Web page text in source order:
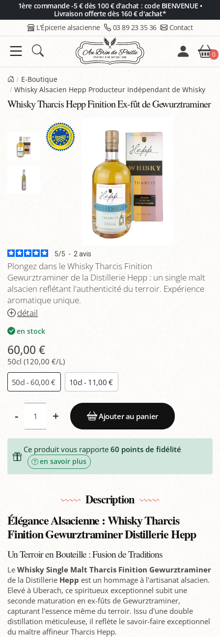
1ère commande -5 € dès 100 € d'achat : code BIENVENUE •
Livraison offerte dès 160 € d'achat*
L'Épicerie alsacienne 03 89 23 35 36 Contact
0
E-Boutique
Whisky Alsacien Hepp Producteur Indépendant de Whisky
Whisky Tharcis Hepp Finition Ex-fût de Gewurztraminer
5/5 - 2 avis
Plongez dans le Whisky Tharcis Finition
Gewurztraminer de la Distillerie Hepp : un single malt
alsacien reflétant l'authenticité du terroir. Expérience
aromatique unique.
détail
en stock
60,00 €
50cl (120,00 €/L)
50cl - 60,00 € 10cl - 11,00 €
- + Ajouter au panier
Ce produit vous rapporte60 points de fidélité
en savoir plus
Description
Élégance Alsacienne : Whisky Tharcis
Finition Gewurztraminer Distillerie Hepp
Un Terroir en Bouteille : Fusion de Traditions
Le Whisky Single Malt Tharcis Finition Gewurztraminer
de la Distillerie Hepp est un hommage à l'artisanat alsacien.
Elevé à Uberach, ce spiritueux exceptionnel subit une
seconde maturation en ex-fûts de Gewurztraminer,
capturant l'essence même du terroir. Issu d'une double
distillation méticuleuse, il reflète le savoir-faire exceptionnel
du maître affineur Tharcis Hepp.
Panneau de gestion des cookies